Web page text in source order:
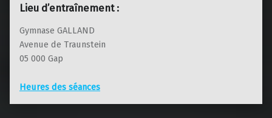
Lieu d’entraînement :
Gymnase GALLAND
Avenue de Traunstein
05 000 Gap
Heures des séances